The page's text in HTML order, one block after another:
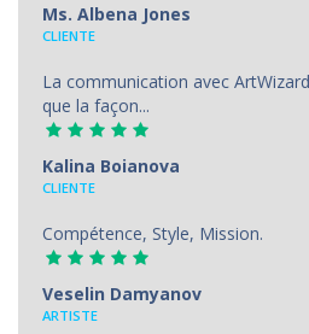
Ms. Albena Jones
CLIENTE
La communication avec
que la façon...
Kalina Boianova
CLIENTE
Compétence, Style, Mission.
Veselin Damyanov
ARTISTE